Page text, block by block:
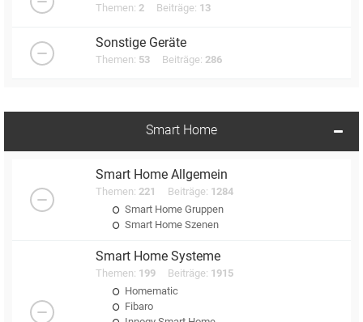
Themen: 2 Beiträge: 13
Sonstige Geräte
Themen: 53 Beiträge: 286
Smart Home
Smart Home Allgemein
Themen: 221 Beiträge: 1284
Smart Home Gruppen
Smart Home Szenen
Smart Home Systeme
Themen: 199 Beiträge: 1915
Homematic
Fibaro